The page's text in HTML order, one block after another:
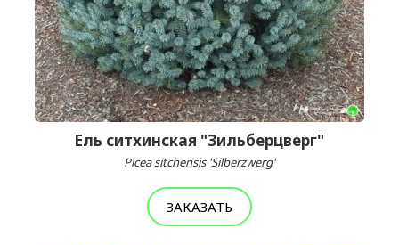
Ель ситхинская "Зильберцверг"
Picea sitchensis 'Silberzwerg'
ЗАКАЗАТЬ